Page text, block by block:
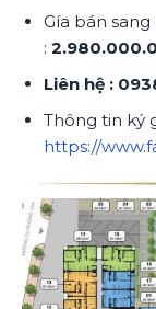
Gía bán
:
Liên hệ :
Thông tin ký
https://